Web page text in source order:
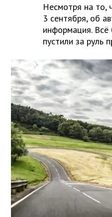
Несмотря на то,
3 сентября, об
информация. Всё
пустили за руль